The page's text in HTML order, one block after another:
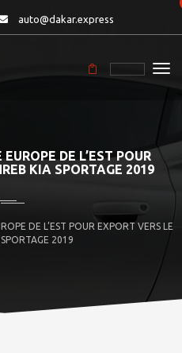
auto@dakar.express
DE L’EST POUR
KIA SPORTAGE 2019
DE L’EST POUR EXPORT VERS LE
2019